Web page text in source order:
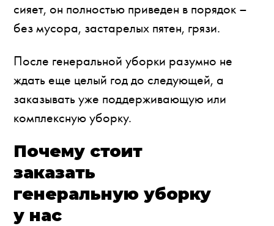
сияет, он полностью приведен в порядок –
без мусора, застарелых пятен, грязи.
После генеральной уборки разумно не
ждать еще целый год до следующей, а
заказывать уже поддерживающую или
комплексную уборку.
Почему стоит
заказать
генеральную уборку
у нас